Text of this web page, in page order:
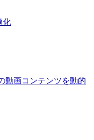
化
動画コンテンツを動的